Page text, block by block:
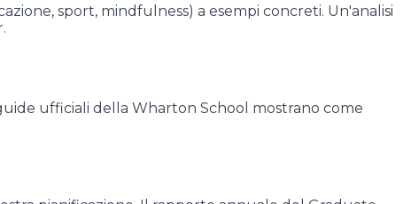
sport, mindfulness) a esempi concreti. Un'analisi
ufficiali della Wharton School mostrano come